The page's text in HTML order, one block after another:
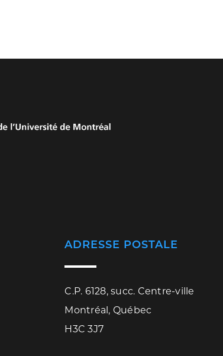
ADRESSE POSTALE
C.P. 6128, succ. Centre-ville
Montréal, Québec
H3C 3J7